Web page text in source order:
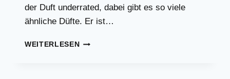
der Duft underrated, dabei gibt es so viele
ähnliche Düfte. Er ist…
WEITERLESENVERGLEICHBARER